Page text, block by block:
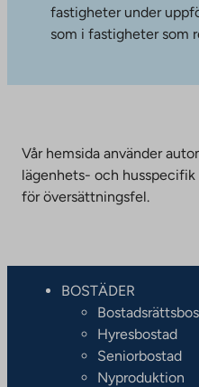
fastigheter under
som i fastigheter som
Vår hemsida använder
lägenhets- och
för översättningsfel.
BOSTÄDER
Hyresbostad
Seniorbostad
Nyproduktion